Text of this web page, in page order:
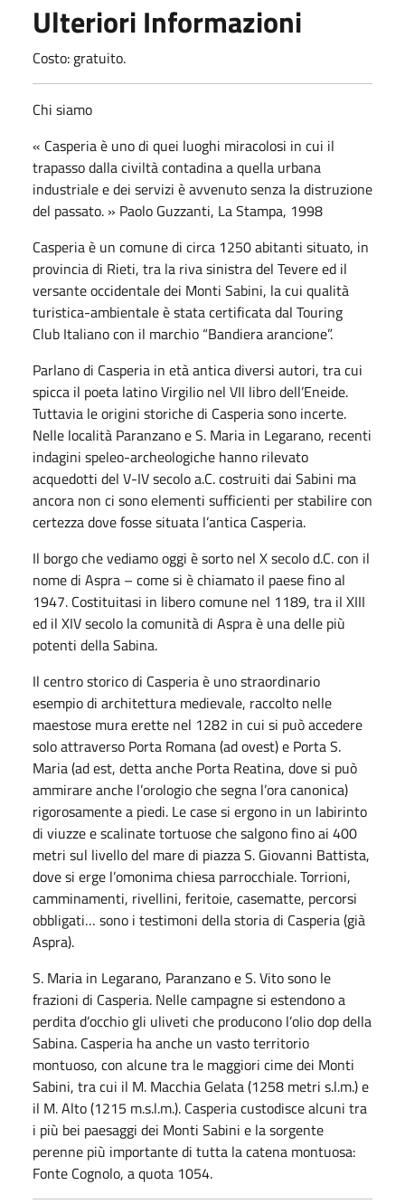
Ulteriori Informazioni
Costo: gratuito.
Chi siamo
« Casperia è uno di quei luoghi miracolosi in cui il
trapasso dalla civiltà contadina a quella urbana
industriale e dei servizi è avvenuto senza la distruzione
del passato. » Paolo Guzzanti, La Stampa, 1998
Casperia è un comune di circa 1250 abitanti situato, in
provincia di Rieti, tra la riva sinistra del Tevere ed il
versante occidentale dei Monti Sabini, la cui qualità
turistica-ambientale è stata certificata dal Touring
Club Italiano con il marchio “Bandiera arancione”.
Parlano di Casperia in età antica diversi autori, tra cui
spicca il poeta latino Virgilio nel VII libro dell’Eneide.
Tuttavia le origini storiche di Casperia sono incerte.
Nelle località Paranzano e S. Maria in Legarano, recenti
indagini speleo-archeologiche hanno rilevato
acquedotti del V-IV secolo a.C. costruiti dai Sabini ma
ancora non ci sono elementi sufficienti per stabilire con
certezza dove fosse situata l’antica Casperia.
Il borgo che vediamo oggi è sorto nel X secolo d.C. con il
nome di Aspra – come si è chiamato il paese fino al
1947. Costituitasi in libero comune nel 1189, tra il XIII
ed il XIV secolo la comunità di Aspra è una delle più
potenti della Sabina.
Il centro storico di Casperia è uno straordinario
esempio di architettura medievale, raccolto nelle
maestose mura erette nel 1282 in cui si può accedere
solo attraverso Porta Romana (ad ovest) e Porta S.
Maria (ad est, detta anche Porta Reatina, dove si può
ammirare anche l’orologio che segna l’ora canonica)
rigorosamente a piedi. Le case si ergono in un labirinto
di viuzze e scalinate tortuose che salgono fino ai 400
metri sul livello del mare di piazza S. Giovanni Battista,
dove si erge l’omonima chiesa parrocchiale. Torrioni,
camminamenti, rivellini, feritoie, casematte, percorsi
obbligati… sono i testimoni della storia di Casperia (già
Aspra).
S. Maria in Legarano, Paranzano e S. Vito sono le
frazioni di Casperia. Nelle campagne si estendono a
perdita d’occhio gli uliveti che producono l’olio dop della
Sabina. Casperia ha anche un vasto territorio
montuoso, con alcune tra le maggiori cime dei Monti
Sabini, tra cui il M. Macchia Gelata (1258 metri s.l.m.) e
il M. Alto (1215 m.s.l.m.). Casperia custodisce alcuni tra
i più bei paesaggi dei Monti Sabini e la sorgente
perenne più importante di tutta la catena montuosa:
Fonte Cognolo, a quota 1054.